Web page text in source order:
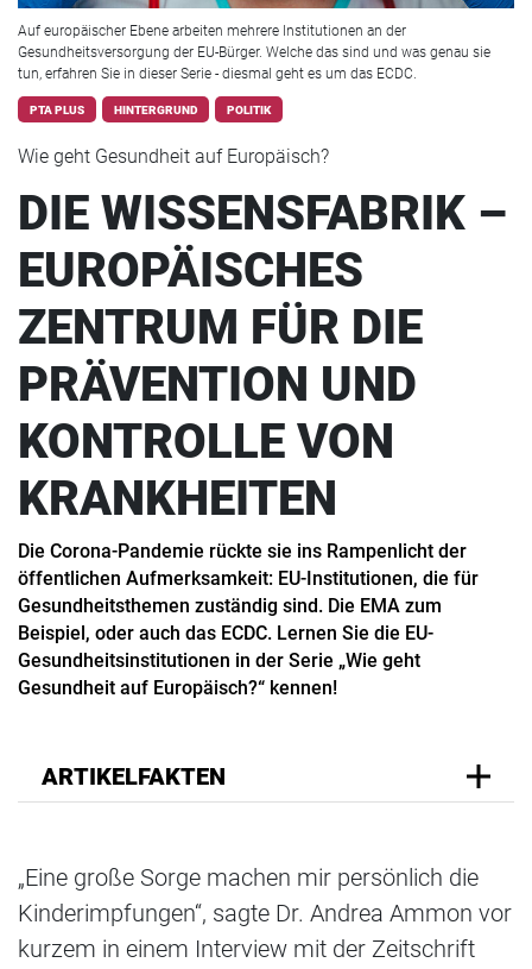
Auf europäischer Ebene arbeiten mehrere Institutionen an der
Gesundheitsversorgung der EU-Bürger. Welche das sind und was genau sie
tun, erfahren Sie in dieser Serie - diesmal geht es um das ECDC.
PTA PLUS HINTERGRUND POLITIK
Wie geht Gesundheit auf Europäisch?
DIE WISSENSFABRIK –
EUROPÄISCHES
ZENTRUM FÜR DIE
PRÄVENTION UND
KONTROLLE VON
KRANKHEITEN
Die Corona-Pandemie rückte sie ins Rampenlicht der
öffentlichen Aufmerksamkeit: EU-Institutionen, die für
Gesundheitsthemen zuständig sind. Die EMA zum
Beispiel, oder auch das ECDC. Lernen Sie die EU-
Gesundheitsinstitutionen in der Serie „Wie geht
Gesundheit auf Europäisch?“ kennen!
ARTIKELFAKTEN
„Eine große Sorge machen mir persönlich die
Kinderimpfungen“, sagte Dr. Andrea Ammon vor
kurzem in einem Interview mit der Zeitschrift